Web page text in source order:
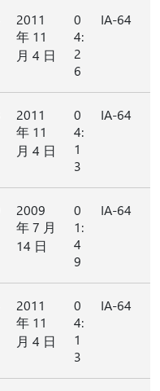
2011
年 11
月 4 日
0
4:
2
6
IA-64
2011
年 11
月 4 日
0
4:
1
3
IA-64
2009
年 7 月
14 日
0
1:
4
9
IA-64
2011
年 11
月 4 日
0
4:
1
3
IA-64